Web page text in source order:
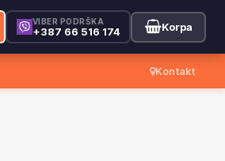
VIBER PODRŠKA
+387 66 516 174 Korpa
Kontakt